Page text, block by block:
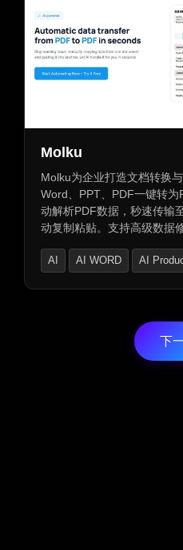
Molku
Molku为企业打造文档转换
Word、PPT、PDF一键转
动解析PDF数据，秒速传输
动复制粘贴。支持高级数据
位AES加密存储至亚马逊S3
AI AI WORD AI
下